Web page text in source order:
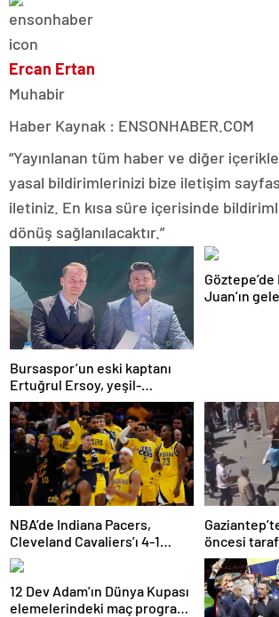
Ercan Ertan
Muhabir
Haber Kaynak : ENSONHABER.COM
“Yayınlanan tüm haber ve diğer
yasal bildirimlerinizi bize iletişim
iletiniz. En kısa süre içerisinde
dönüş sağlanılacaktır.”
Bursaspor’un eski kaptanı
Ertuğrul Ersoy, yeşil-
beyazlılara geri döndü
Juan’ın
NBA’de Indiana Pacers,
Cleveland Cavaliers’ı 4-1
yenerek konferans finaline
yükseldi
öncesi
tartışma
12 Dev Adam’ın Dünya Kupası
elemelerindeki maç programı